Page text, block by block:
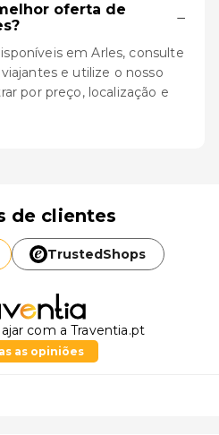
oferta de
−
em Arles, consulte
e utilize o nosso
por preço, localização e
de clientes
TrustedShops
com a Traventia.pt
as opiniões